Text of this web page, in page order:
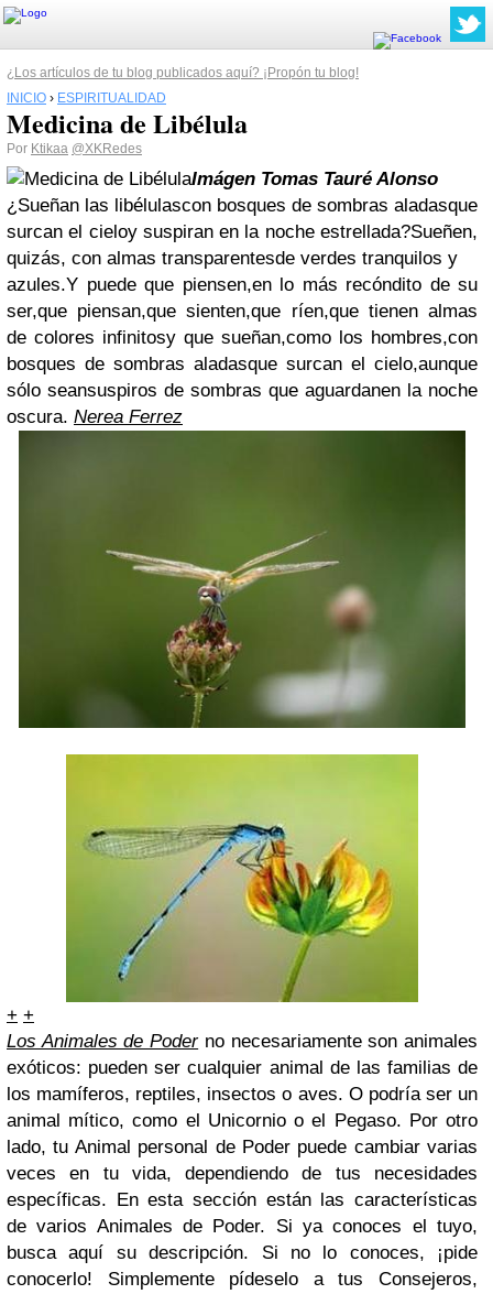
¿Los artículos de tu blog publicados aquí? ¡Propón tu blog!
INICIO › ESPIRITUALIDAD
Medicina de Libélula
Por Ktikaa @XKRedes
Imágen Tomas Tauré Alonso
¿Sueñan las libélulascon bosques de sombras aladasque
surcan el cieloy suspiran en la noche estrellada?Sueñen,
quizás, con almas transparentesde verdes tranquilos y
azules.Y puede que piensen,en lo más recóndito de su
ser,que piensan,que sienten,que ríen,que tienen almas
de colores infinitosy que sueñan,como los hombres,con
bosques de sombras aladasque surcan el cielo,aunque
sólo seansuspiros de sombras que aguardanen la noche
oscura. Nerea Ferrez
+ +
Los Animales de Poderno necesariamente son animales
exóticos: pueden ser cualquier animal de las familias de
los mamíferos, reptiles, insectos o aves. O podría ser un
animal mítico, como el Unicornio o el Pegaso. Por otro
lado, tu Animal personal de Poder puede cambiar varias
veces en tu vida, dependiendo de tus necesidades
específicas. En esta sección están las características
de varios Animales de Poder. Si ya conoces el tuyo,
busca aquí su descripción. Si no lo conoces, ¡pide
conocerlo! Simplemente pídeselo a tus Consejeros,